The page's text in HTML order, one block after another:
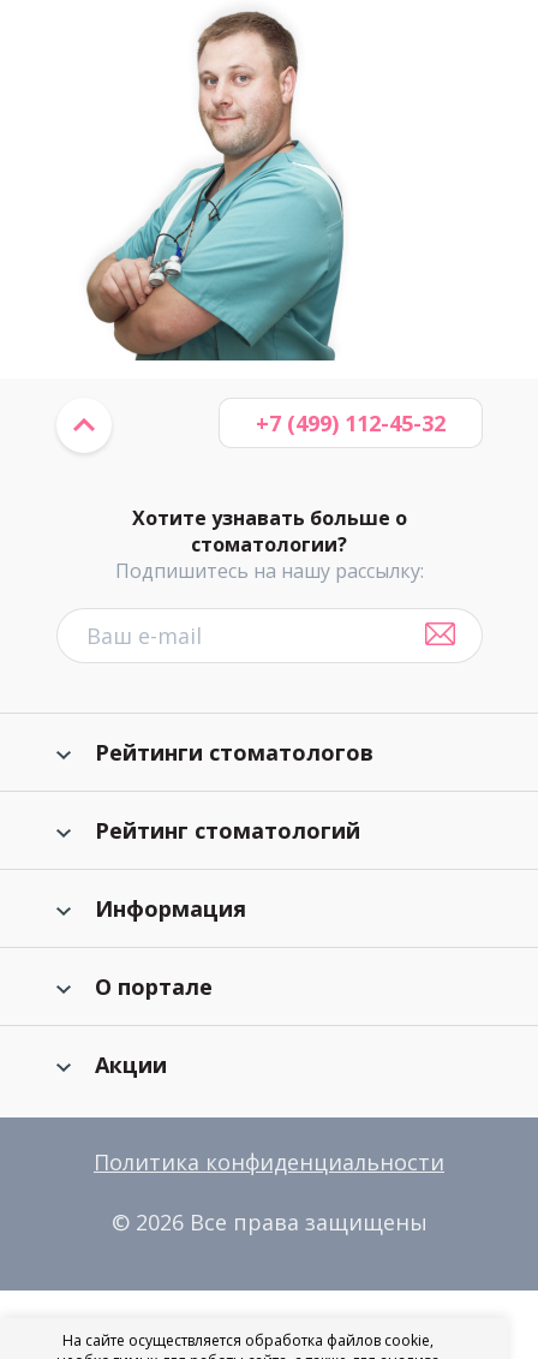
Хотите узнавать больше о
стоматологии?
Подпишитесь на нашу рассылку:
+7 (499) 112-45-32
Рейтинги стоматологов
Рейтинг стоматологий
Информация
О портале
Акции
Политика конфиденциальности
© 2026 Все права защищены
На сайте осуществляется обработка файлов cookie,